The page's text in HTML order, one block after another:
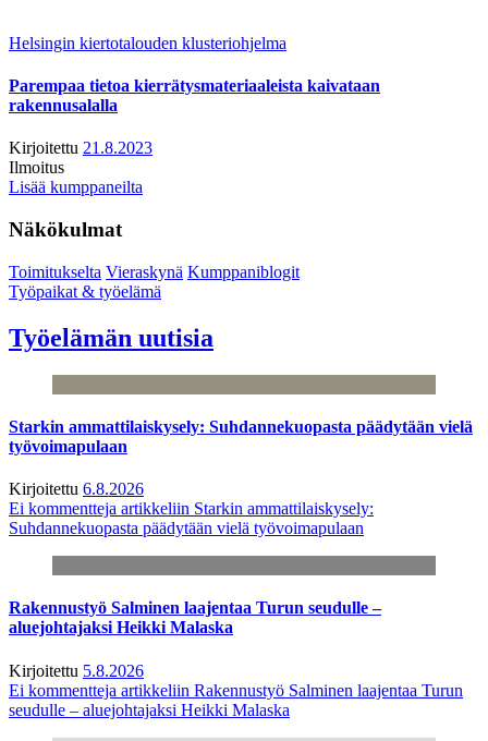
Helsingin kiertotalouden klusteriohjelma
Parempaa tietoa kierrätysmateriaaleista kaivataan
rakennusalalla
Kirjoitettu 21.8.2023
Ilmoitus
Lisää kumppaneilta
Näkökulmat
Toimitukselta Vieraskynä Kumppaniblogit
Työpaikat & työelämä
Työelämän uutisia
Starkin ammattilaiskysely: Suhdannekuopasta päädytään vielä
työvoimapulaan
Kirjoitettu 6.8.2026
Ei kommentteja artikkeliin Starkin ammattilaiskysely:
Suhdannekuopasta päädytään vielä työvoimapulaan
Rakennustyö Salminen laajentaa Turun seudulle –
aluejohtajaksi Heikki Malaska
Kirjoitettu 5.8.2026
Ei kommentteja artikkeliin Rakennustyö Salminen laajentaa Turun
seudulle – aluejohtajaksi Heikki Malaska